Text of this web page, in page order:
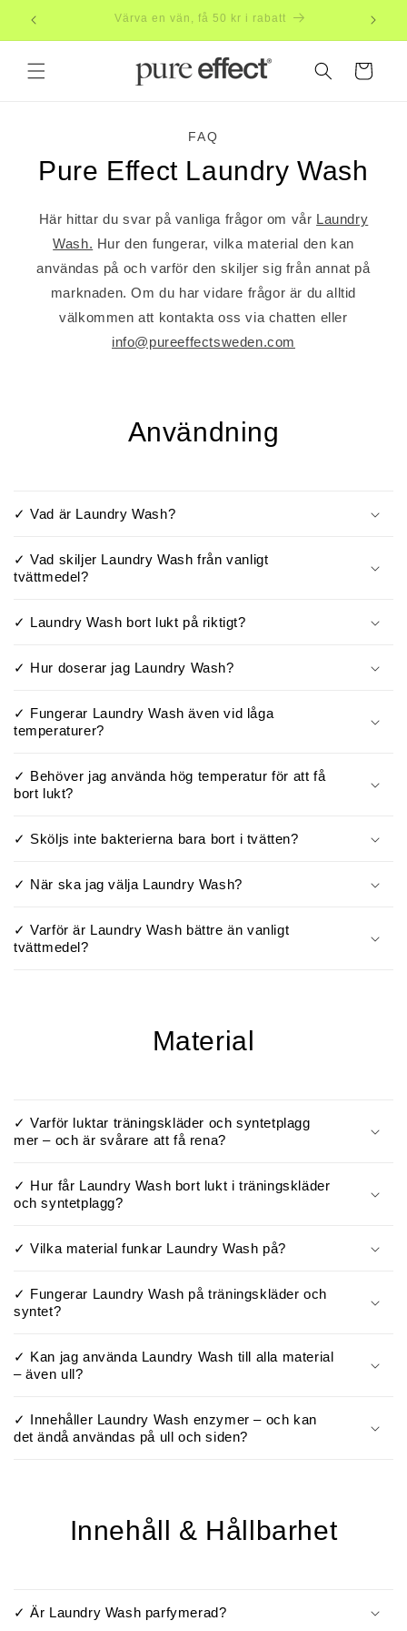
vidare
till
innehåll
Prenumerera, spara 20%
Varukorg
FAQ
Pure Effect Laundry Wash
Här hittar du svar på vanliga frågor om vår Laundry
Wash. Hur den fungerar, vilka material den kan
användas på och varför den skiljer sig från annat på
marknaden. Om du har vidare frågor är du alltid
välkommen att kontakta oss via chatten eller
info@pureeffectsweden.com
Användning
✓ Vad är Laundry Wash?
✓ Vad skiljer Laundry Wash från vanligt
tvättmedel?
✓ Laundry Wash bort lukt på riktigt?
✓ Hur doserar jag Laundry Wash?
✓ Fungerar Laundry Wash även vid låga
temperaturer?
✓ Behöver jag använda hög temperatur för att få
bort lukt?
✓ Sköljs inte bakterierna bara bort i tvätten?
✓ När ska jag välja Laundry Wash?
✓ Varför är Laundry Wash bättre än vanligt
tvättmedel?
Material
✓ Varför luktar träningskläder och syntetplagg
mer – och är svårare att få rena?
✓ Hur får Laundry Wash bort lukt i träningskläder
och syntetplagg?
✓ Vilka material funkar Laundry Wash på?
✓ Fungerar Laundry Wash på träningskläder och
syntet?
✓ Kan jag använda Laundry Wash till alla material
– även ull?
✓ Innehåller Laundry Wash enzymer – och kan
det ändå användas på ull och siden?
Innehåll & Hållbarhet
✓ Är Laundry Wash parfymerad?